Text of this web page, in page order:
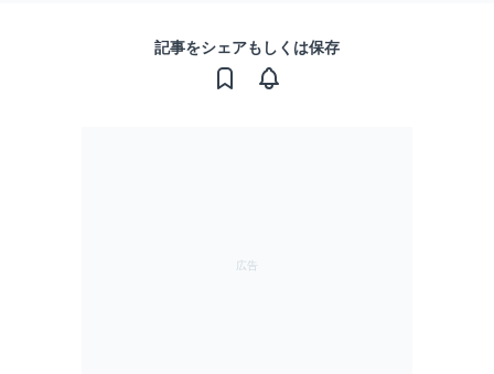
記事をシェアもしくは保存